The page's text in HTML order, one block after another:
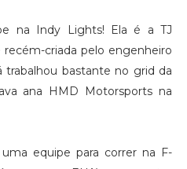
na Indy Lights! Ela é a TJ
criada pelo engenheiro
trabalhou bastante no grid da
ana HMD Motorsports na
equipe para correr na F-